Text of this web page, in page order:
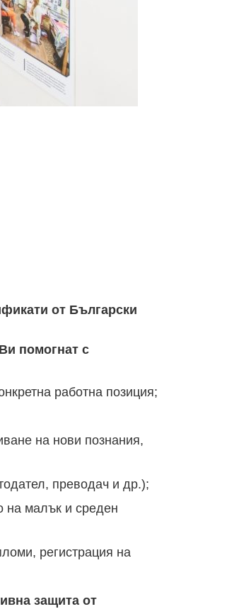
от Български
помогнат с
работна позиция;
на нови познания,
преводач и др.);
на малък и среден
регистрация на
защита от